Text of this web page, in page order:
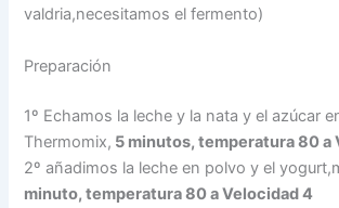
valdria,necesitamos el fermento)
Preparación
1º Echamos la leche y la nata y el azúcar
Thermomix, 5 minutos,temperatura 80 a
2º añadimos la leche en polvo y el
minuto, temperatura 80 a Velocidad 4